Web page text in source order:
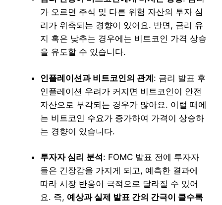
가 오르면 주식 및 다른 위험 자산의 투자 심
리가 위축되는 경향이 있어요. 반면, 금리 유
지 혹은 낮추는 경우에는 비트코인 가격 상승
을 유도할 수 있습니다.
인플레이션과 비트코인의 관계: 금리 발표 후
인플레이션 우려가 커지면 비트코인이 안전
자산으로 부각되는 경우가 많아요. 이럴 때에
는 비트코인 수요가 증가하여 가격이 상승하
는 경향이 있습니다.
투자자 심리 분석: FOMC 발표 전에 투자자
들은 긴장감을 가지게 되고, 예측한 결과에
따라 시장 반응이 극적으로 달라질 수 있어
요. 즉, 예상과 실제 발표 간의 간극이 클수록